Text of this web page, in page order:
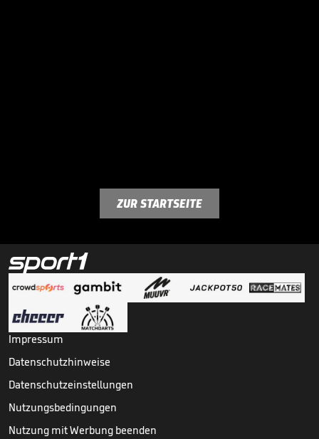
ZUR STARTSEITE
Impressum
Datenschutzhinweise
Datenschutzeinstellungen
Nutzungsbedingungen
Nutzung mit Werbung beenden